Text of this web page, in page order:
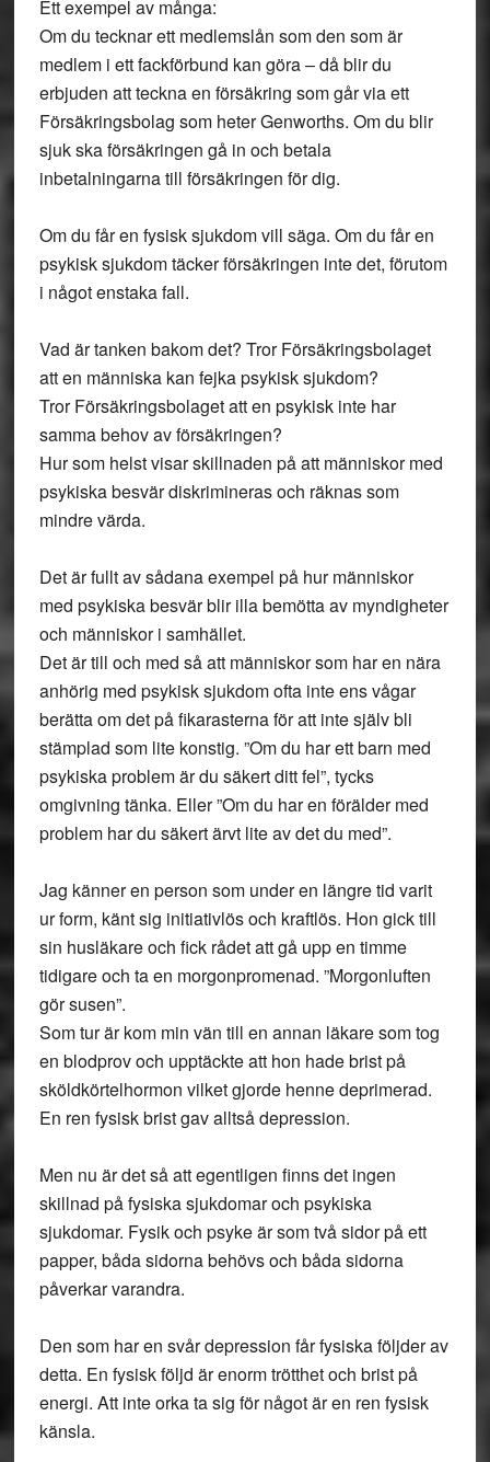
Ett exempel av många:
Om du tecknar ett medlemslån som den som är
medlem i ett fackförbund kan göra – då blir du
erbjuden att teckna en försäkring som går via ett
Försäkringsbolag som heter Genworths. Om du blir
sjuk ska försäkringen gå in och betala
inbetalningarna till försäkringen för dig.
Om du får en fysisk sjukdom vill säga. Om du får en
psykisk sjukdom täcker försäkringen inte det, förutom
i något enstaka fall.
Vad är tanken bakom det? Tror Försäkringsbolaget
att en människa kan fejka psykisk sjukdom?
Tror Försäkringsbolaget att en psykisk inte har
samma behov av försäkringen?
Hur som helst visar skillnaden på att människor med
psykiska besvär diskrimineras och räknas som
mindre värda.
Det är fullt av sådana exempel på hur människor
med psykiska besvär blir illa bemötta av myndigheter
och människor i samhället.
Det är till och med så att människor som har en nära
anhörig med psykisk sjukdom ofta inte ens vågar
berätta om det på fikarasterna för att inte själv bli
stämplad som lite konstig. ”Om du har ett barn med
psykiska problem är du säkert ditt fel”, tycks
omgivning tänka. Eller ”Om du har en förälder med
problem har du säkert ärvt lite av det du med”.
Jag känner en person som under en längre tid varit
ur form, känt sig initiativlös och kraftlös. Hon gick till
sin husläkare och fick rådet att gå upp en timme
tidigare och ta en morgonpromenad. ”Morgonluften
gör susen”.
Som tur är kom min vän till en annan läkare som tog
en blodprov och upptäckte att hon hade brist på
sköldkörtelhormon vilket gjorde henne deprimerad.
En ren fysisk brist gav alltså depression.
Men nu är det så att egentligen finns det ingen
skillnad på fysiska sjukdomar och psykiska
sjukdomar. Fysik och psyke är som två sidor på ett
papper, båda sidorna behövs och båda sidorna
påverkar varandra.
Den som har en svår depression får fysiska följder av
detta. En fysisk följd är enorm trötthet och brist på
energi. Att inte orka ta sig för något är en ren fysisk
känsla.